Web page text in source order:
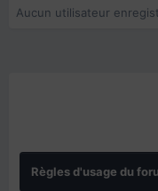
Aucun utilisateur
Règles d'usage du